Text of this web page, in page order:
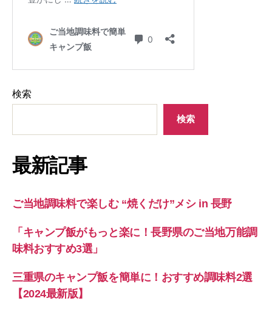
検索
検索
最新記事
ご当地調味料で楽しむ “焼くだけ”メシ in 長野
「キャンプ飯がもっと楽に！長野県のご当地万能調
味料おすすめ3選」
三重県のキャンプ飯を簡単に！おすすめ調味料2選
【2024最新版】